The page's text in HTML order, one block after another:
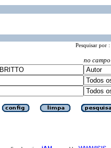
Pesquisar por :
no campo